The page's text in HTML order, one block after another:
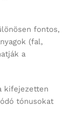
fontos,
(fal,
a
kifejezetten
tónusokat